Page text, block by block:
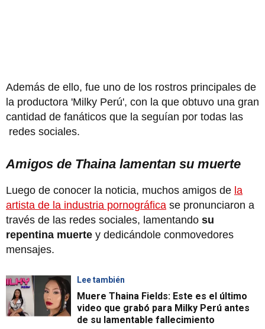
Además de ello, fue uno de los rostros principales de
la productora 'Milky Perú', con la que obtuvo una gran
cantidad de fanáticos que la seguían por todas las
redes sociales.
Amigos de Thaina lamentan su muerte
Luego de conocer la noticia, muchos amigos de la
artista de la industria pornográfica se pronunciaron a
través de las redes sociales, lamentando su
repentina muerte y dedicándole conmovedores
mensajes.
Lee también
Muere Thaina Fields: Este es el último
video que grabó para Milky Perú antes
de su lamentable fallecimiento